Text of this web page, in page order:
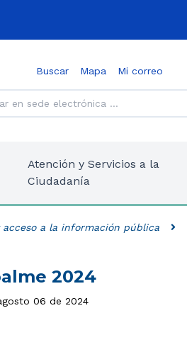
Buscar Mapa Mi correo
Atención y Servicios a la
Ciudadanía
acceso a la información pública
2024
06 de 2024